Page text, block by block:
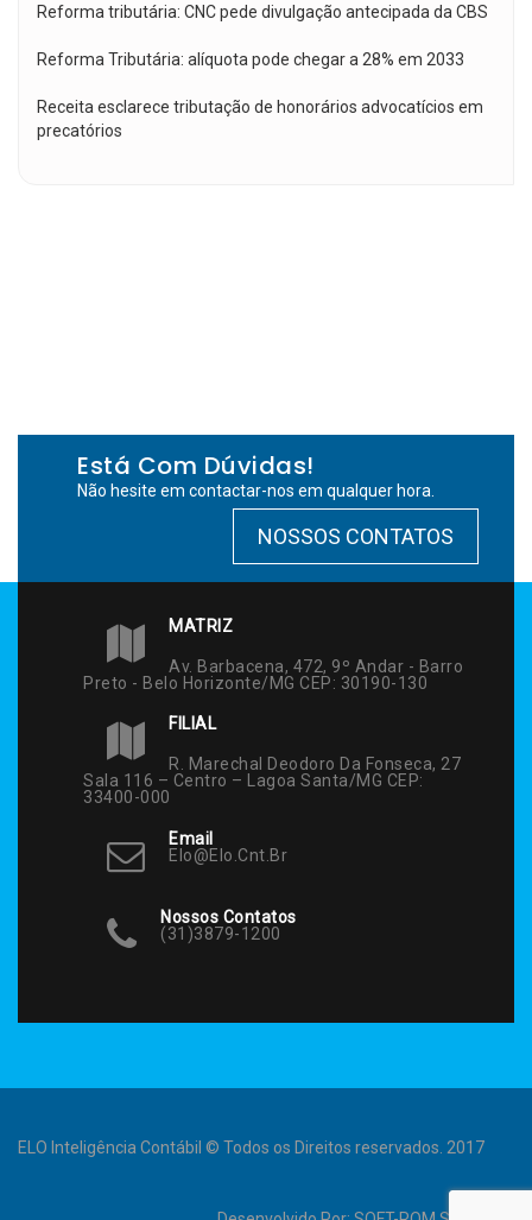
Reforma tributária: CNC pede divulgação antecipada da CBS
Reforma Tributária: alíquota pode chegar a 28% em 2033
Receita esclarece tributação de honorários advocatícios em
precatórios
Está Com Dúvidas!
Não hesite em contactar-nos em qualquer hora.
NOSSOS CONTATOS
MATRIZ
Av. Barbacena, 472, 9º Andar - Barro
Preto - Belo Horizonte/MG CEP: 30190-130
FILIAL
R. Marechal Deodoro Da Fonseca, 27
Sala 116 – Centro – Lagoa Santa/MG CEP:
33400-000
Email
Elo@elo.cnt.br
Nossos Contatos
(31)3879-1200
ELO Inteligência Contábil © Todos os Direitos reservados. 2017